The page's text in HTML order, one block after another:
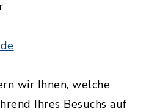
wir Ihnen, welche
Ihres Besuchs auf